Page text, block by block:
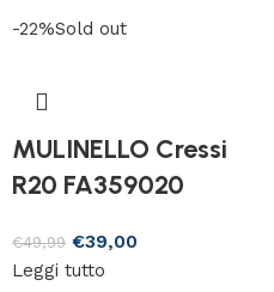
-22%Sold out
MULINELLO Cressi
R20 FA359020
€49,99 €39,00
Leggi tutto